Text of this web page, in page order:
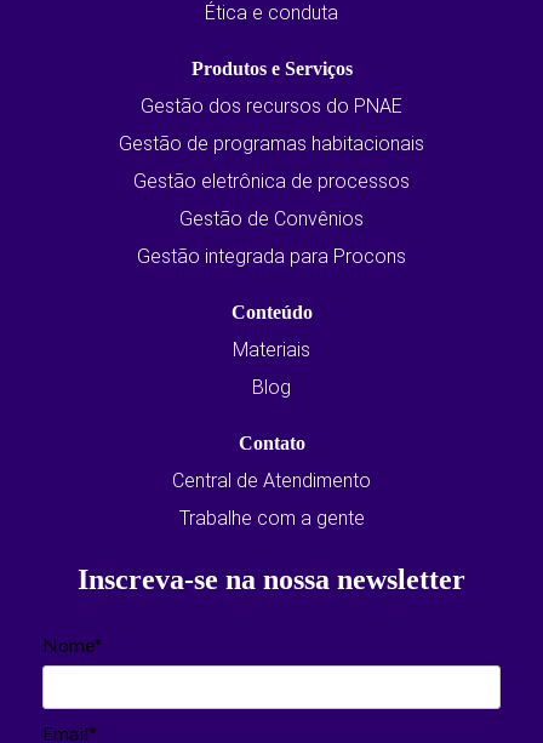
Ética e conduta
Produtos e Serviços
Gestão dos recursos do PNAE
Gestão de programas habitacionais
Gestão eletrônica de processos
Gestão de Convênios
Gestão integrada para Procons
Conteúdo
Materiais
Blog
Contato
Central de Atendimento
Trabalhe com a gente
Inscreva-se na nossa newsletter
Nome*
Email*